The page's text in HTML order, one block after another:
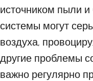
источником пыли и
системы могут
воздуха,
другие проблемы
важно регулярно